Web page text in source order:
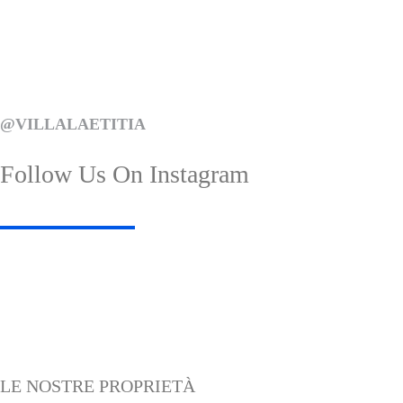
@VILLALAETITIA
Follow Us On Instagram
LE NOSTRE PROPRIETÀ